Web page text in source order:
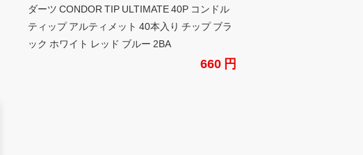
ダーツ CONDOR TIP ULTIMATE 40P コンドル
ティップ アルティメット 40本入り チップ ブラ
ック ホワイト レッド ブルー 2BA
660 円